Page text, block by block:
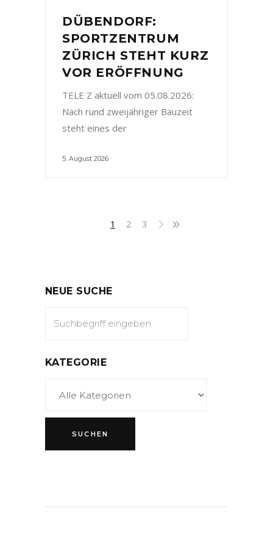
DÜBENDORF:
SPORTZENTRUM
ZÜRICH STEHT KURZ
VOR ERÖFFNUNG
TELE Z aktuell vom 05.08.2026:
Nach rund zweijähriger Bauzeit
steht eines der
5. August 2026
1 2 3
NEUE SUCHE
KATEGORIE